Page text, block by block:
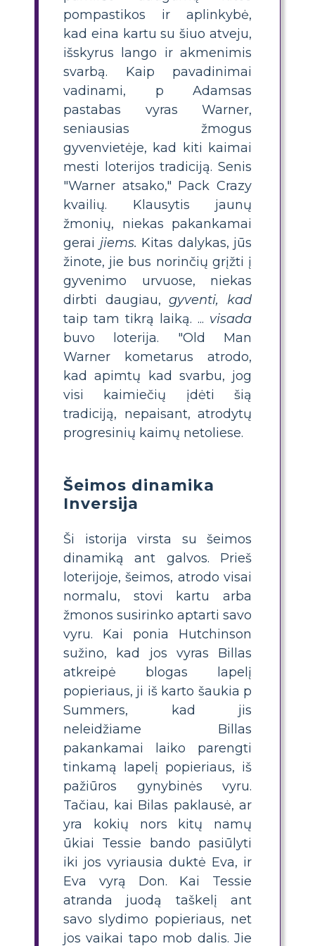
pompastikos ir aplinkybė,
kad eina kartu su šiuo atveju,
išskyrus lango ir akmenimis
svarbą. Kaip pavadinimai
vadinami, p Adamsas
pastabas vyras Warner,
seniausias žmogus
gyvenvietėje, kad kiti kaimai
mesti loterijos tradiciją. Senis
"Warner atsako," Pack Crazy
kvailių. Klausytis jaunų
žmonių, niekas pakankamai
gerai jiems. Kitas dalykas, jūs
žinote, jie bus norinčių grįžti į
gyvenimo urvuose, niekas
dirbti daugiau,gyventi, kad
taip tam tikrą laiką. ... visada
buvo loterija. "Old Man
Warner kometarus atrodo,
kad apimtų kad svarbu, jog
visi kaimiečių įdėti šią
tradiciją, nepaisant, atrodytų
progresinių kaimų netoliese.
Šeimos dinamika
Inversija
Ši istorija virsta su šeimos
dinamiką ant galvos. Prieš
loterijoje, šeimos, atrodo visai
normalu, stovi kartu arba
žmonos susirinko aptarti savo
vyru. Kai ponia Hutchinson
sužino, kad jos vyras Billas
atkreipė blogas lapelį
popieriaus, ji iš karto šaukia p
Summers, kad jis
neleidžiame Billas
pakankamai laiko parengti
tinkamą lapelį popieriaus, iš
pažiūros gynybinės vyru.
Tačiau, kai Bilas paklausė, ar
yra kokių nors kitų namų
ūkiai Tessie bando pasiūlyti
iki jos vyriausia duktė Eva, ir
Eva vyrą Don. Kai Tessie
atranda juodą taškelį ant
savo slydimo popieriaus, net
jos vaikai tapo mob dalis. Jie